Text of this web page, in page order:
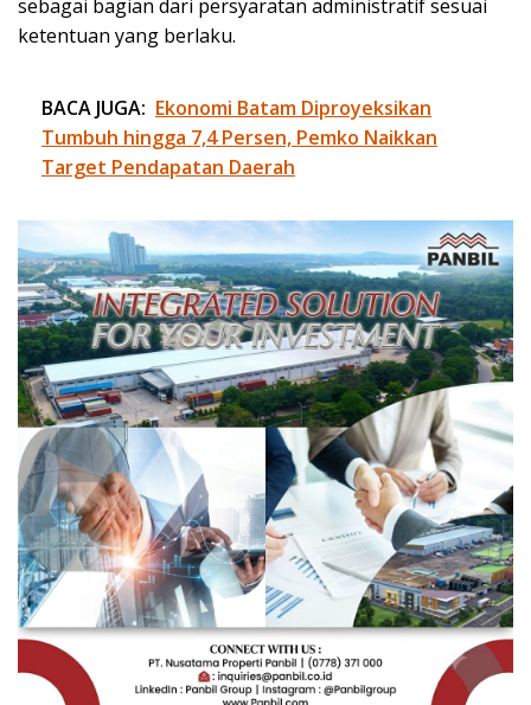
sebagai bagian dari persyaratan administratif sesuai
ketentuan yang berlaku.
BACA JUGA: Ekonomi Batam Diproyeksikan
Tumbuh hingga 7,4 Persen, Pemko Naikkan
Target Pendapatan Daerah